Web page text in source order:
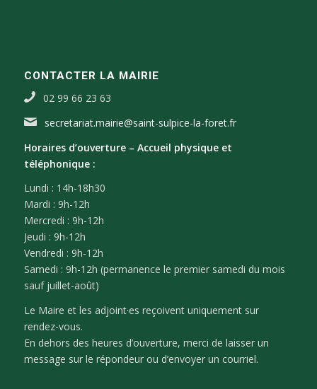
CONTACTER LA MAIRIE
02 99 66 23 63
secretariat.mairie@saint-sulpice-la-foret.fr
Horaires d’ouverture – Accueil physique et
téléphonique :
Lundi : 14h-18h30
Mardi : 9h-12h
Mercredi : 9h-12h
Jeudi : 9h-12h
Vendredi : 9h-12h
Samedi : 9h-12h (permanence le premier samedi du mois
sauf juillet-août)
Le Maire et les adjoint·es reçoivent uniquement sur
rendez-vous.
En dehors des heures d’ouverture, merci de laisser un
message sur le répondeur ou d’envoyer un courriel.